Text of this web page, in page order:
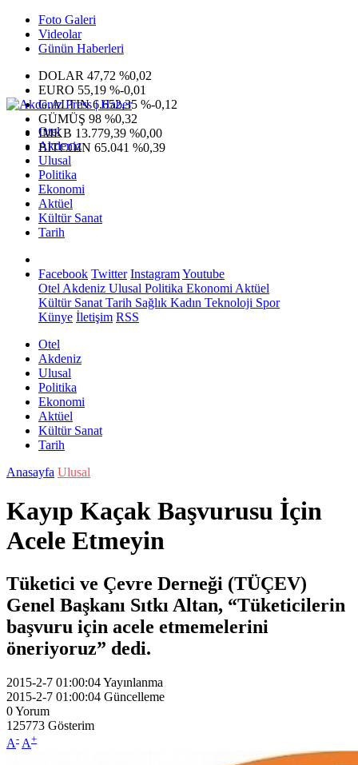
Foto Galeri
Videolar
Günün Haberleri
DOLAR 47,72 %0,02
EURO 55,19 %-0,01
G.ALTIN6.652,35 %-0,12
GÜMÜŞ 98 %0,32
IMKB 13.779,39 %0,00
BITCOIN 65.041 %0,39
Otel
Akdeniz
Ulusal
Politika
Ekonomi
Aktüel
Kültür Sanat
Tarih
Facebook Twitter InstagramYoutube
Otel Akdeniz Ulusal Politika Ekonomi Aktüel
Kültür Sanat Tarih Sağlık Kadın Teknoloji Spor
Künye İletişim RSS
Otel
Akdeniz
Ulusal
Politika
Ekonomi
Aktüel
Kültür Sanat
Tarih
Anasayfa Ulusal
Kayıp Kaçak Başvurusu İçin
Acele Etmeyin
Tüketici ve Çevre Derneği (TÜÇEV)
Genel Başkanı Sıtkı Altan, “Tüketicilerin
başvuru için acele etmemelerini
öneriyoruz” dedi.
2015-2-7 01:00:04Yayınlanma
2015-2-7 01:00:04 Güncelleme
0Yorum
125773 Gösterim
A- A+